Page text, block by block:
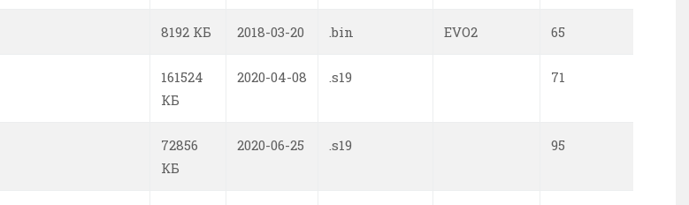
8192 КБ 2018-03-20 .bin EVO2 65
161524
КБ
2020-04-08 .s19 71
72856
КБ
2020-06-25 .s19 95